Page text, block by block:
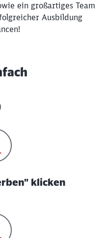
ein großartiges Team
Ausbildung
klicken